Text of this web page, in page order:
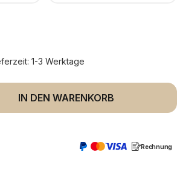
1-3 Werktage
Gib den gewünschten
IN DEN WARENKORB
Rechnung